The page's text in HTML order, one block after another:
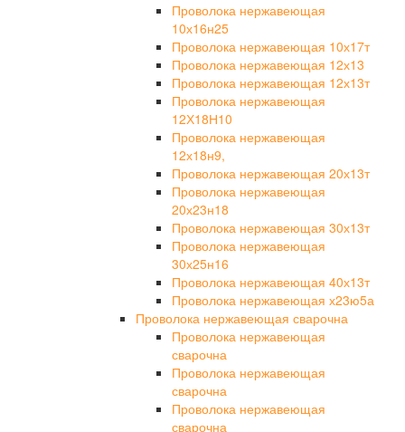
Проволока нержавеющая
10х16н25
Проволока нержавеющая 10х17т
Проволока нержавеющая 12х13
Проволока нержавеющая 12х13т
Проволока нержавеющая
12Х18Н10
Проволока нержавеющая
12х18н9,
Проволока нержавеющая 20х13т
Проволока нержавеющая
20х23н18
Проволока нержавеющая 30х13т
Проволока нержавеющая
30х25н16
Проволока нержавеющая 40х13т
Проволока нержавеющая х23ю5а
Проволока нержавеющая сварочна
Проволока нержавеющая
сварочна
Проволока нержавеющая
сварочна
Проволока нержавеющая
сварочна